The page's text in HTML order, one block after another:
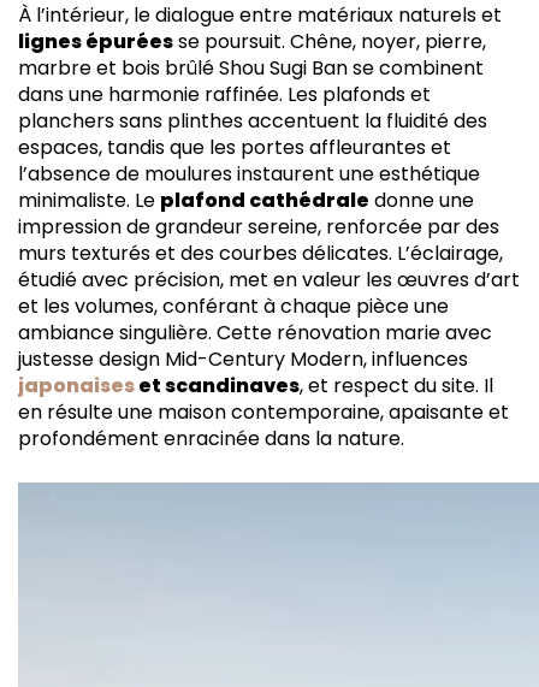
À l’intérieur, le dialogue entre matériaux naturels et
lignes épuréesse poursuit. Chêne, noyer, pierre,
marbre et bois brûlé Shou Sugi Ban se combinent
dans une harmonie raffinée. Les plafonds et
planchers sans plinthes accentuent la fluidité des
espaces, tandis que les portes affleurantes et
l’absence de moulures instaurent une esthétique
minimaliste. Le plafond cathédrale donne une
impression de grandeur sereine, renforcée par des
murs texturés et des courbes délicates. L’éclairage,
étudié avec précision, met en valeur les œuvres d’art
et les volumes, conférant à chaque pièce une
ambiance singulière. Cette rénovation marie avec
justesse design Mid-Century Modern, influences
japonaiseset scandinaves, et respect du site. Il
en résulte une maison contemporaine, apaisante et
profondément enracinée dans la nature.